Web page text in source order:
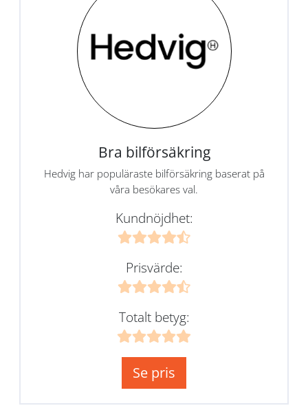
Bra bilförsäkring
Hedvig har populäraste bilförsäkring baserat på
våra besökares val.
Kundnöjdhet:
Prisvärde:
Totalt betyg:
Se pris